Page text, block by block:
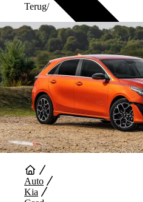
Auto Diensten
Terug/
Auto
Kia